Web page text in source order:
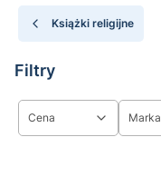
Książki religijne
Filtry
Cena Marka